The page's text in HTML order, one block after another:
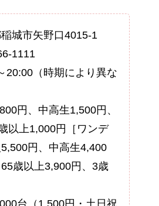
城市矢野口4015-1
1111
20:00（時期により異な
円、中高生1,500円、
以上1,000円［ワンデ
円、中高生4,400
歳以上3,900円、3歳